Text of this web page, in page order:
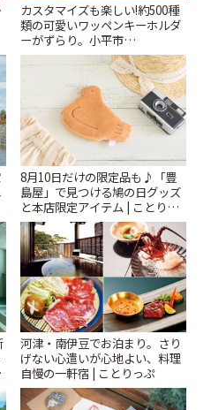
カスタマイズも楽しい!約500種
類の可愛いワッペンキーホルダ
ーがずらり。小平市
「Kimamaya T&K」 | ことりっ
8月10日だけの限定品も♪「豊
島屋」で見つける鳩の日グッズ
と本店限定アイテム | ことりっ
ぷ
河津・南伊豆でお泊まり。さり
げない心遣いが心地よい、料理
自慢の一軒宿 | ことりっぷ